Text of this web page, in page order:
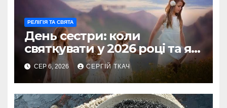
РЕЛІГІЯ ТА СВЯТА
День сестри: коли
святкувати у 2026 році та як
зробити його незабутнім
СЕР 6, 2026 СЕРГІЙ ТКАЧ